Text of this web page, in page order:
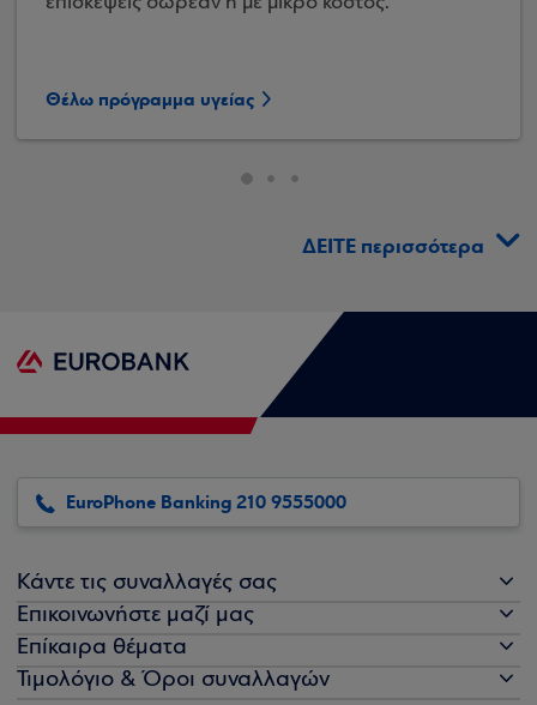
Θέλω πρόγραμμα υγείας
ΔΕΙΤΕ περισσότερα
EuroPhone Banking 210 9555000
Κάντε τις συναλλαγές σας
Επικοινωνήστε μαζί μας
Επίκαιρα θέματα
Τιμολόγιο & Όροι συναλλαγών